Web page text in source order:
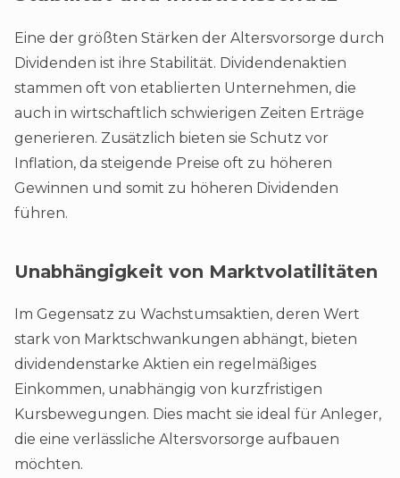
Eine der größten Stärken der Altersvorsorge durch
Dividenden ist ihre Stabilität. Dividendenaktien
stammen oft von etablierten Unternehmen, die
auch in wirtschaftlich schwierigen Zeiten Erträge
generieren. Zusätzlich bieten sie Schutz vor
Inflation, da steigende Preise oft zu höheren
Gewinnen und somit zu höheren Dividenden
führen.
Unabhängigkeit von Marktvolatilitäten
Im Gegensatz zu Wachstumsaktien, deren Wert
stark von Marktschwankungen abhängt, bieten
dividendenstarke Aktien ein regelmäßiges
Einkommen, unabhängig von kurzfristigen
Kursbewegungen. Dies macht sie ideal für Anleger,
die eine verlässliche Altersvorsorge aufbauen
möchten.